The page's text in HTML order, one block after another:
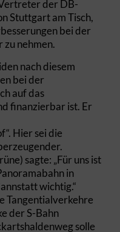
der DB-
Stuttgart am Tisch,
bei der
nehmen.
nach diesem
bei der
auf das
finanzierbar ist. Er
Hier sei die
sagte: „Für uns ist
in
wichtig.“
Tangentialverkehre
der S-Bahn
solle